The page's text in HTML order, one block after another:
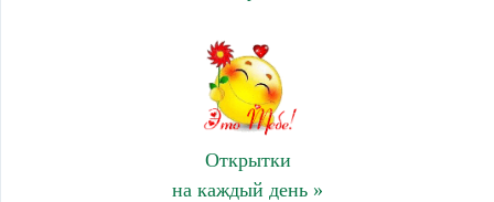
Открытки
на каждый день »